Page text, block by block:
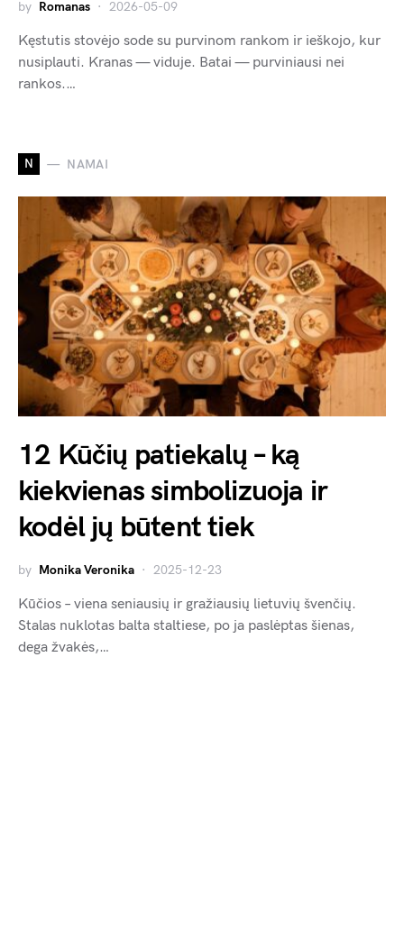
by Romanas 2026-05-09
Kęstutis stovėjo sode su purvinom rankom ir ieškojo, kur
nusiplauti. Kranas — viduje. Batai — purviniausi nei
rankos.…
N NAMAI
12 Kūčių patiekalų – ką
kiekvienas simbolizuoja ir
kodėl jų būtent tiek
by Monika Veronika 2025-12-23
Kūčios – viena seniausių ir gražiausių lietuvių švenčių.
Stalas nuklotas balta staltiese, po ja paslėptas šienas,
dega žvakės,…